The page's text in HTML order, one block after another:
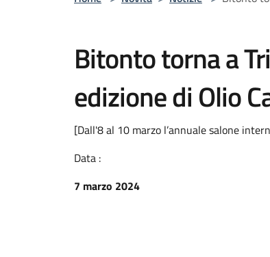
Bitonto torna a
edizione di Olio
[Dall'8 al 10 marzo l’annuale salone
Data :
7 marzo 2024